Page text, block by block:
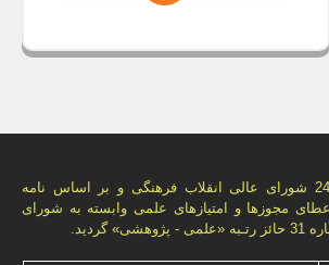
به استناد ماده واحده مصوب 24/6/1387 شورای عالی انقلاب فرهنگی و بر اساس نامه
5/5/1393 شورای اعطای مجوزها و امتيازهای علمی وابسته به شورای
گرديد.